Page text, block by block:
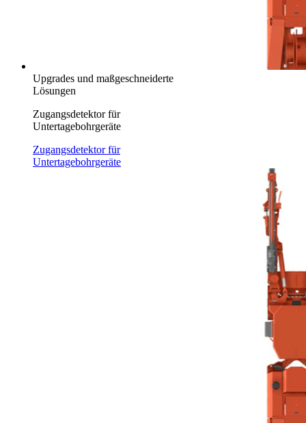
Upgrades und maßgeschneiderte
Lösungen
Zugangsdetektor für
Untertagebohrgeräte
Zugangsdetektor für
Untertagebohrgeräte